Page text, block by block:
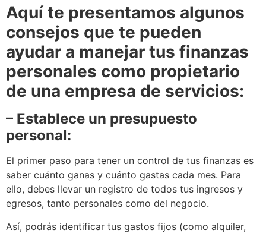
Aquí te presentamos algunos
consejos que te pueden
ayudar a manejar tus finanzas
personales como propietario
de una empresa de servicios:
– Establece un presupuesto
personal:
El primer paso para tener un control de tus finanzas es
saber cuánto ganas y cuánto gastas cada mes. Para
ello, debes llevar un registro de todos tus ingresos y
egresos, tanto personales como del negocio.
Así, podrás identificar tus gastos fijos (como alquiler,